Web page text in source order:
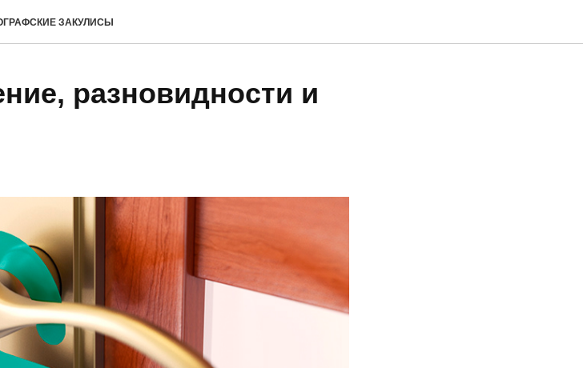
ЗАКУЛИСЫ
разновидности и